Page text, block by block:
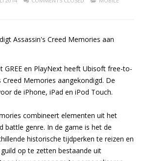
GREE en PlayNext heeft Ubisoft free-to-
Creed Memories aangekondigd. De
de iPhone, iPad en iPod Touch.
combineert elementen uit het
battle genre. In de game is het de
historische tijdperken te reizen en
guild op te zetten bestaande uit